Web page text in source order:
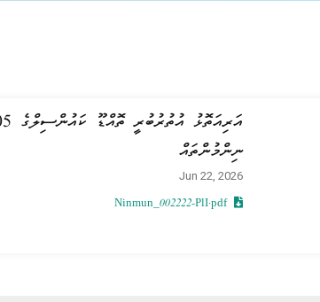
ނިންމުންތައް
Jun 22, 2026
Ninmun_002222-PlI.pdf